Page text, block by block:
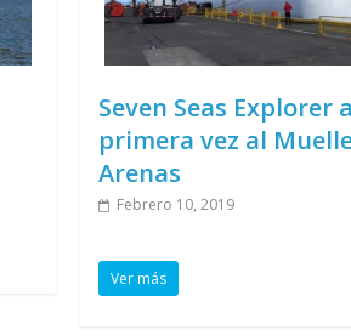
Seven Seas Explorer
primera vez al
Arenas
Febrero 10, 2019
Ver más